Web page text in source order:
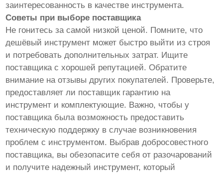
заинтересованность в качестве инструмента.
Советы при выборе поставщика
Не гонитесь за самой низкой ценой. Помните, что
дешёвый инструмент может быстро выйти из строя
и потребовать дополнительных затрат. Ищите
поставщика с хорошей репутацией. Обратите
внимание на отзывы других покупателей. Проверьте,
предоставляет ли поставщик гарантию на
инструмент и комплектующие. Важно, чтобы у
поставщика была возможность предоставить
техническую поддержку в случае возникновения
проблем с инструментом. Выбрав добросовестного
поставщика, вы обезопасите себя от разочарований
и получите надежный инструмент, который